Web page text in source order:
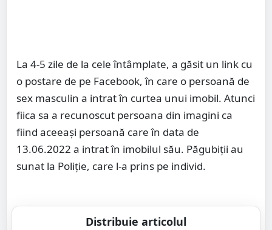
La 4-5 zile de la cele întâmplate, a găsit un link cu
o postare de pe Facebook, în care o persoană de
sex masculin a intrat în curtea unui imobil. Atunci
fiica sa a recunoscut persoana din imagini ca
fiind aceeași persoană care în data de
13.06.2022 a intrat în imobilul său. Păgubiții au
sunat la Poliție, care l-a prins pe individ.
Distribuie articolul